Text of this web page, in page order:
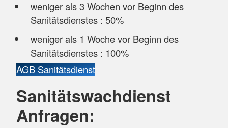
weniger als 3 Wochen vor Beginn des
Sanitätsdienstes : 50%
weniger als 1 Woche vor Beginn des
Sanitätsdienstes : 100%
AGB Sanitätsdienst
Sanitätswachdienst
Anfragen: